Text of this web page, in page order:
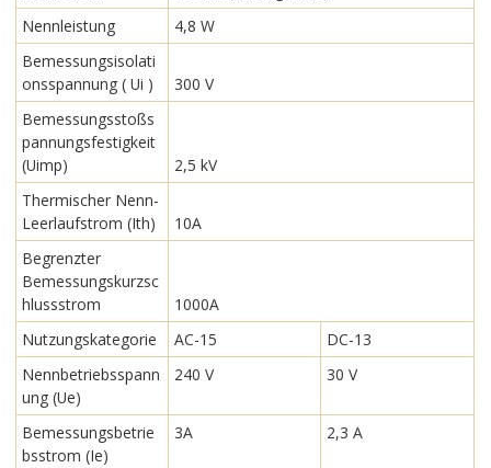
Nennleistung
4,8 W
Bemessungsisolati
onsspannung ( Ui )
300 V
Bemessungsstoßs
pannungsfestigkeit
(Uimp)
2,5 kV
Thermischer Nenn-
Leerlaufstrom (Ith)
10A
Begrenzter
Bemessungskurzsc
hlussstrom
1000A
Nutzungskategorie
AC-15
DC-13
Nennbetriebsspann
ung (Ue)
240 V 30 V
Bemessungsbetrie
bsstrom (Ie)
3A 2,3 A